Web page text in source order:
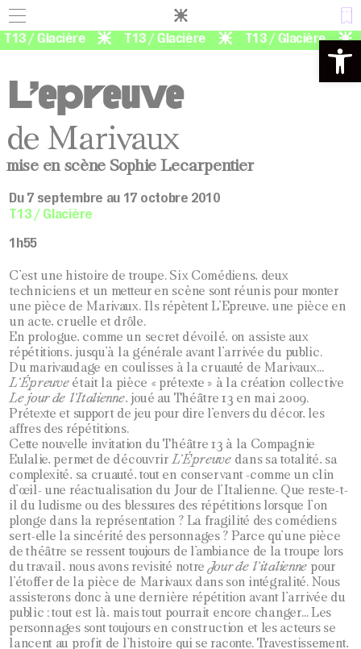
Ouvrir
/ Glacière T13 / Glacière T13 / Glacière
L’epreuve
de Marivaux
mise en scène Sophie Lecarpentier
Du 7 septembre au 17 octobre 2010
T13 / Glacière
1h55
C’est une histoire de troupe. Six Comédiens, deux
techniciens et un metteur en scène sont réunis pour monter
une pièce de Marivaux. Ils répètent L’Epreuve, une pièce en
un acte, cruelle et drôle.
En prologue, comme un secret dévoilé, on assiste aux
répétitions, jusqu’à la générale avant l’arrivée du public.
Du marivaudage en coulisses à la cruauté de Marivaux…
L’Épreuveétait la pièce « prétexte » à la création collective
Le jour de l’Italienne, joué au Théâtre 13 en mai 2009.
Prétexte et support de jeu pour dire l’envers du décor, les
affres des répétitions.
Cette nouvelle invitation du Théâtre 13 à la Compagnie
Eulalie, permet de découvrir L’Épreuve dans sa totalité, sa
complexité, sa cruauté, tout en conservant -comme un clin
d’œil- une réactualisation du Jour de l’Italienne. Que reste-t-
il du ludisme ou des blessures des répétitions lorsque l’on
plonge dans la représentation ? La fragilité des comédiens
sert-elle la sincérité des personnages ? Parce qu’une pièce
de théâtre se ressent toujours de l’ambiance de la troupe lors
du travail, nous avons revisité notreJour de l’italienne pour
l’étoffer de la pièce de Marivaux dans son intégralité. Nous
assisterons donc à une dernière répétition avant l’arrivée du
public ; tout est là, mais tout pourrait encore changer… Les
personnages sont toujours en construction et les acteurs se
lancent au profit de l’histoire qui se raconte. Travestissement,
Panneau de gestion des cookies